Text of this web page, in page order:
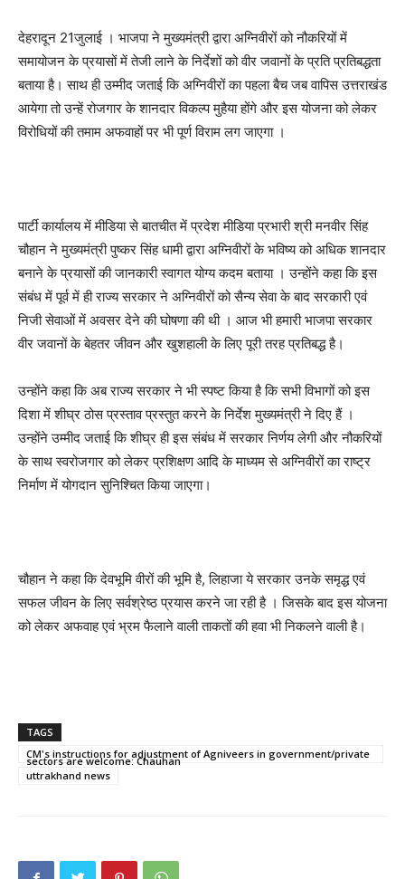
देहरादून 21जुलाई । भाजपा ने मुख्यमंत्री द्वारा अग्निवीरों को नौकरियों में
समायोजन के प्रयासों में तेजी लाने के निर्देशों को वीर जवानों के प्रति प्रतिबद्धता
बताया है। साथ ही उम्मीद जताई कि अग्निवीरों का पहला बैच जब वापिस उत्तराखंड
आयेगा तो उन्हें रोजगार के शानदार विकल्प मुहैया होंगे और इस योजना को लेकर
विरोधियों की तमाम अफवाहों पर भी पूर्ण विराम लग जाएगा ।
पार्टी कार्यालय में मीडिया से बातचीत में प्रदेश मीडिया प्रभारी श्री मनवीर सिंह
चौहान ने मुख्यमंत्री पुष्कर सिंह धामी द्वारा अग्निवीरों के भविष्य को अधिक शानदार
बनाने के प्रयासों की जानकारी स्वागत योग्य कदम बताया । उन्होंने कहा कि इस
संबंध में पूर्व में ही राज्य सरकार ने अग्निवीरों को सैन्य सेवा के बाद सरकारी एवं
निजी सेवाओं में अवसर देने की घोषणा की थी । आज भी हमारी भाजपा सरकार
वीर जवानों के बेहतर जीवन और खुशहाली के लिए पूरी तरह प्रतिबद्ध है।
उन्होंने कहा कि अब राज्य सरकार ने भी स्पष्ट किया है कि सभी विभागों को इस
दिशा में शीघ्र ठोस प्रस्ताव प्रस्तुत करने के निर्देश मुख्यमंत्री ने दिए हैं ।
उन्होंने उम्मीद जताई कि शीघ्र ही इस संबंध में सरकार निर्णय लेगी और नौकरियों
के साथ स्वरोजगार को लेकर प्रशिक्षण आदि के माध्यम से अग्निवीरों का राष्ट्र
निर्माण में योगदान सुनिश्चित किया जाएगा।
चौहान ने कहा कि देवभूमि वीरों की भूमि है, लिहाजा ये सरकार उनके समृद्ध एवं
सफल जीवन के लिए सर्वश्रेष्ठ प्रयास करने जा रही है । जिसके बाद इस योजना
को लेकर अफवाह एवं भ्रम फैलाने वाली ताकतों की हवा भी निकलने वाली है।
TAGS
CM's instructions for adjustment of Agniveers in government/private
sectors are welcome: Chauhan
uttrakhand news